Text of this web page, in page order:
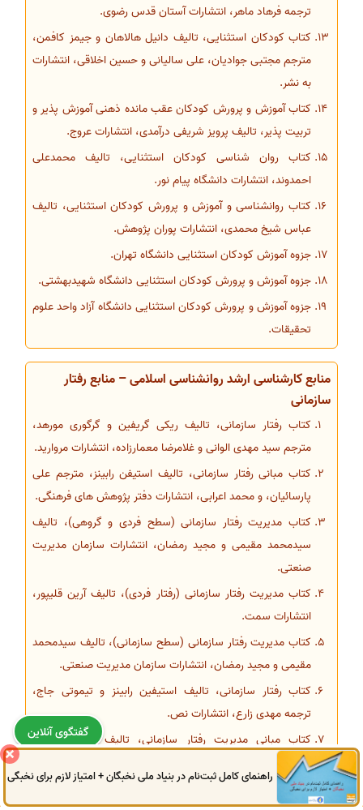
ترجمه فرهاد ماهر، انتشارات آستان قدس رضوی.
کتاب کودکان استثنایی، تالیف دانیل هالاهان و جیمز کافمن،
مترجم مجتبی جوادیان، علی سالیانی و حسین اخلاقی، انتشارات
به نشر.
کتاب آموزش و پرورش کودکان عقب مانده ذهنی آموزش پذیر و
تربیت پذیر، تالیف پرویز شریفی درآمدی، انتشارات عروج.
کتاب روان شناسی کودکان استثنایی، تالیف محمدعلی
احمدوند، انتشارات دانشگاه پیام نور.
کتاب روانشناسی و آموزش و پرورش کودکان استثنایی، تالیف
عباس شیخ محمدی، انتشارات پوران پژوهش.
جزوه آموزش کودکان استثنایی دانشگاه تهران.
جزوه آموزش و پرورش کودکان استثنایی دانشگاه شهیدبهشتی.
جزوه آموزش و پرورش کودکان استثنایی دانشگاه آزاد واحد علوم
تحقیقات.
منابع کارشناسی ارشد روانشناسی اسلامی – منابع رفتار
سازمانی
کتاب رفتار سازمانی، تالیف ریکی گریفین و گرگوری مورهد،
مترجم سید مهدی الوانی و غلامرضا معمارزاده، انتشارات مروارید.
کتاب مبانی رفتار سازمانی، تالیف استیفن رابینز، مترجم علی
پارسائیان، و محمد اعرابی، انتشارات دفتر پژوهش های فرهنگی.
کتاب مدیریت رفتار سازمانی (سطح فردی و گروهی)، تالیف
سیدمحمد مقیمی و مجید رمضان، انتشارات سازمان مدیریت
صنعتی.
کتاب مدیریت رفتار سازمانی (رفتار فردی)، تالیف آرین قلی‏پور،
انتشارات سمت.
کتاب مدیریت رفتار سازمانی (سطح سازمانی)، تالیف سیدمحمد
مقیمی و مجید رمضان، انتشارات سازمان مدیریت صنعتی.
کتاب رفتار سازمانی، تالیف استیفین رابینز و تیموتی جاج،
ترجمه مهدی زارع، انتشارات نص.
کتاب مبانی مدیریت رفتار سازمانی، تالیف علی رضائیان،
انتشارات سمت.
کتاب مبانی فلسفی و تئوریهای رهبری و رفتار سازمانی، تالیف
04133250787
09149724522
راهنمای کامل ثبت‌نام در بنیاد ملی نخبگان + امتیاز لازم برای نخبگی
گفتگوی آنلاین